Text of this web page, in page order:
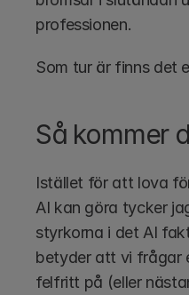
professionen.
Som tur är finns det
Så kommer
Istället för att lova
AI kan göra tycker
styrkorna i det AI
betyder att vi frågar
felfritt på (eller